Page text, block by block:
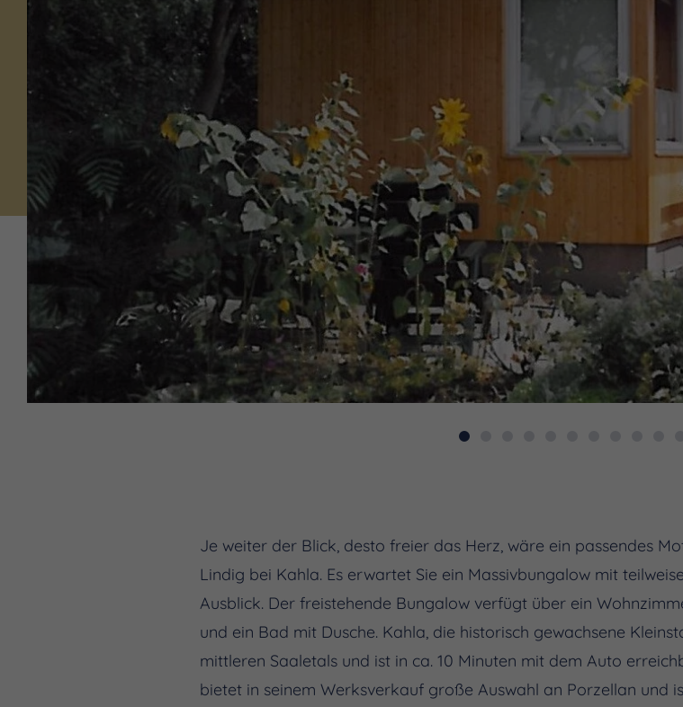
Je weiter der Blick, desto freier das Herz, wäre ein passendes
Lindig bei Kahla. Es erwartet Sie ein Massivbungalow mit
Ausblick. Der freistehende Bungalow verfügt über ein
und ein Bad mit Dusche. Kahla, die historisch gewachsene
mittleren Saaletals und ist in ca. 10 Minuten mit dem Auto
bietet in seinem Werksverkauf große Auswahl an Porzellan und